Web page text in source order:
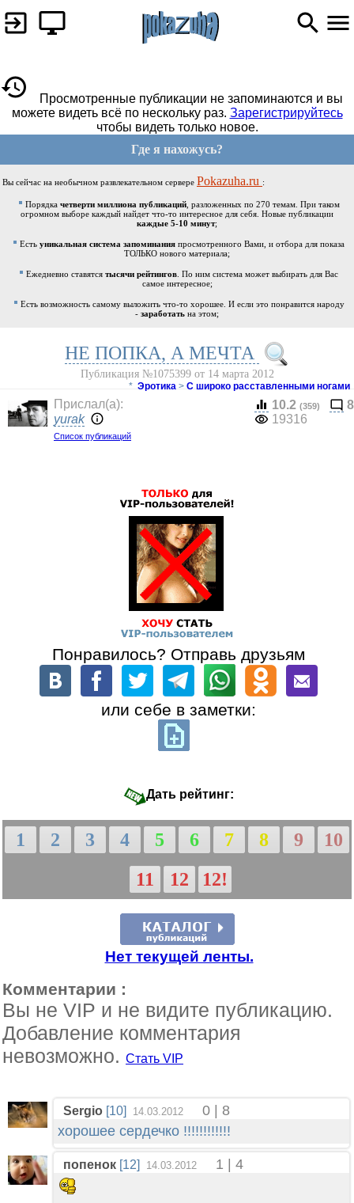
Просмотренные публикации не запоминаются и вы
можете видеть всё по нескольку раз. Зарегистрируйтесь
чтобы видеть только новое.
Где я нахожусь?
Вы сейчас на необычном развлекательном сервере Pokazuha.ru :
Порядка четверти миллиона публикаций, разложенных по 270 темам. При таком
огромном выборе каждый найдет что-то интересное для себя. Новые публикации
каждые 5-10 минут;
Есть уникальная система запоминания просмотренного Вами, и отбора для показа
ТОЛЬКО нового материала;
Ежедневно ставятся тысячи рейтингов . По ним система может выбирать для Вас
самое интересное;
Есть возможность самому выложить что-то хорошее. И если это понравится народу
- заработать на этом;
НЕ ПОПКА, А МЕЧТА
Публикация №1075399 от 14 марта 2012
* Эротика > С широко расставленными ногами
Прислал(a):
yurak
Список публикаций
10.2 (359)
8
19316
Понравилось? Отправь друзьям
или себе в заметки:
Дать рейтинг:
1 2 3 4 5 6 7 8 9
10
11
12 12!
Нет текущей ленты.
Комментарии :
Вы не VIP и не видите публикацию.
Добавление комментария
невозможно. Стать VIP
Sergio [10] 14.03.2012
0 | 8
хорошее сердечко !!!!!!!!!!!!
попенок [12] 14.03.2012 1 | 4